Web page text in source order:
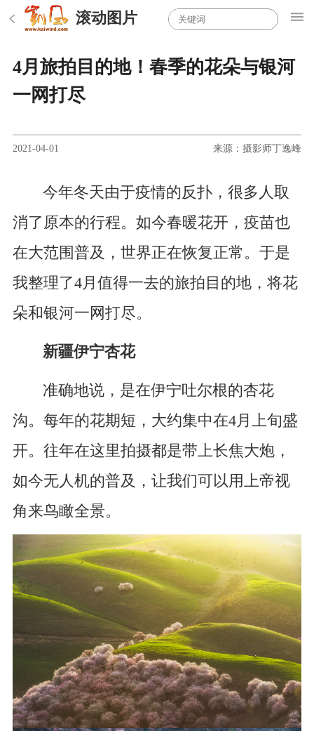
滚动图片
4月旅拍目的地！春季的花朵与银河
一网打尽
2021-04-01 来源：摄影师丁逸峰
今年冬天由于疫情的反扑，很多人取
消了原本的行程。如今春暖花开，疫苗也
在大范围普及，世界正在恢复正常。于是
我整理了4月值得一去的旅拍目的地，将花
朵和银河一网打尽。
新疆伊宁杏花
准确地说，是在伊宁吐尔根的杏花
沟。每年的花期短，大约集中在4月上旬盛
开。往年在这里拍摄都是带上长焦大炮，
如今无人机的普及，让我们可以用上帝视
角来鸟瞰全景。